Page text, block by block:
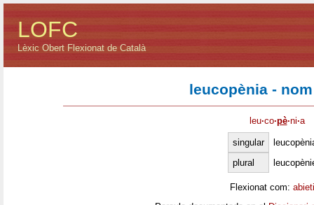
LOFC
Lèxic Obert Flexionat de Català
leucopènia -
leu·co·pè·ni·a
singular
plural
Flexionat com: